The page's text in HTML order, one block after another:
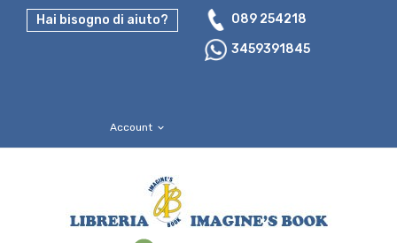
Hai bisogno di aiuto?
089 254218
3459391845
Account expand_more